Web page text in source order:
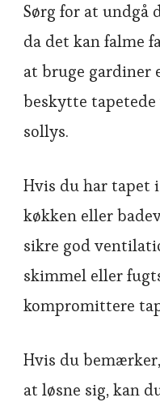
Sørg for at undgå
da det kan falme
at bruge gardiner
beskytte
sollys.
Hvis du har tapet
køkken eller
sikre god
skimmel eller
kompromittere
Hvis du
at løsne sig, kan